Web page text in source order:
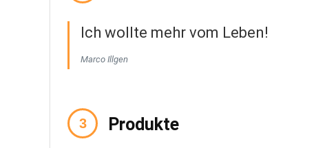
Ich wollte mehr vom Leben!
Marco Illgen
Produkte